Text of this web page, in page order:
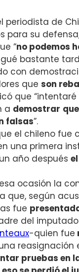
periodista de
para su
“no podemos
bastante
con
que son
que
a demostrar
falsas”.
el chileno fue
una primera
año después
ocasión la
que, según
fue
del
-quien fue
reasignación
pruebas en